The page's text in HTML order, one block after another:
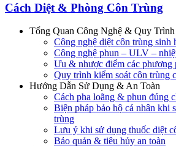
Cách Diệt & Phòng Côn Trùng
Tổng Quan Công Nghệ & Quy Trình
Công nghệ diệt côn trùng sinh
Công nghệ phun – ULV –
Ưu & nhược điểm các phương
Quy trình kiểm soát côn trùng
Hướng Dẫn Sử Dụng & An Toàn
Cách pha loãng & phun đúng
Biện pháp bảo hộ cá nhân khi
trùng
Lưu ý khi sử dụng thuốc diệt
Bảo quản & tiêu hủy an toàn